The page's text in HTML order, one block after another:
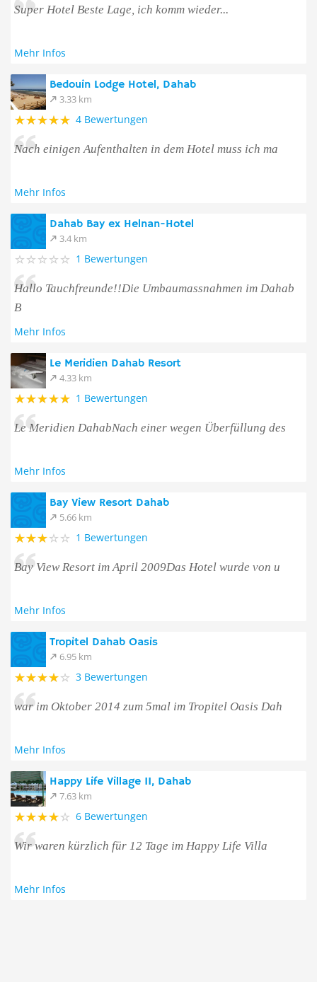
Super Hotel Beste Lage, ich komm wieder...
Mehr Infos
Bedouin Lodge Hotel, Dahab
3.33 km
4 Bewertungen
Nach einigen Aufenthalten in dem Hotel muss ich ma
Mehr Infos
Dahab Bay ex Helnan-Hotel
3.4 km
1 Bewertungen
Hallo Tauchfreunde!!Die Umbaumassnahmen im Dahab
B
Mehr Infos
Le Meridien Dahab Resort
4.33 km
1 Bewertungen
Le Meridien DahabNach einer wegen Überfüllung des
Mehr Infos
Bay View Resort Dahab
5.66 km
1 Bewertungen
Bay View Resort im April 2009Das Hotel wurde von u
Mehr Infos
Tropitel Dahab Oasis
6.95 km
3 Bewertungen
war im Oktober 2014 zum 5mal im Tropitel Oasis Dah
Mehr Infos
Happy Life Village II, Dahab
7.63 km
6 Bewertungen
Wir waren kürzlich für 12 Tage im Happy Life Villa
Mehr Infos